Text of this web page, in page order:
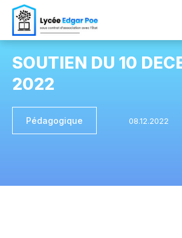
SOUTIEN DU 10
2022
Pédagogique